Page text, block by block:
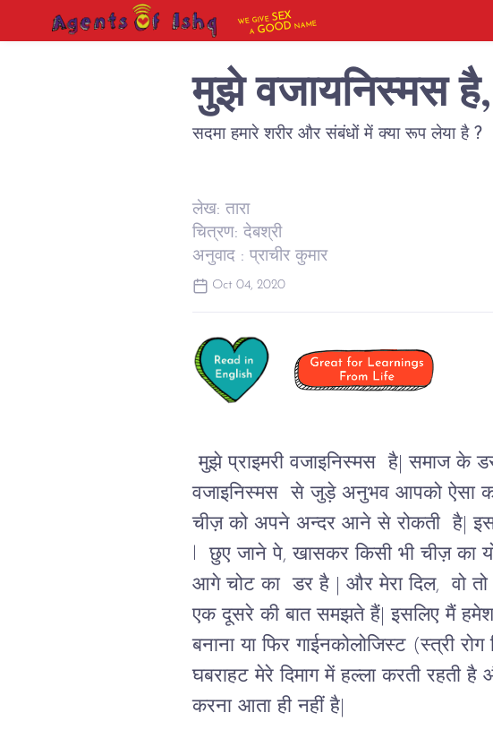
WE GIVESEX
AGOOD NAME
मुझे वजायनिस्मस
सदमा हमारे शरीर और संबंधों में क्या रूप लेया है ?
लेख: तारा
चित्रण: देबश्री
अनुवाद : प्राचीर कुमार
Oct 04, 2020
मुझे प्राइमरी वजाइनिस्मस  है| समाज के
वजाइनिस्मस  से जुड़े अनुभव आपको ऐसा
चीज़ को अपने अन्दर आने से रोकती  है|
l  छुए जाने पे, खासकर किसी भी चीज़ का
आगे चोट का  डर है | और मेरा दिल, वो तो
एक दूसरे की बात समझते हैं| इसलिए मैं
बनाना या फिर गाईनकोलोजिस्ट (स्त्री
घबराहट मेरे दिमाग में हल्ला करती रहती
करना आता ही नहीं है|